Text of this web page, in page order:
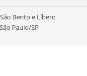
Bento e Líbero
Paulo/SP